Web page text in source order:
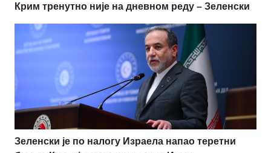
Крим тренутно није на дневном реду – Зеленски
Зеленски је по налогу Израела напао теретни